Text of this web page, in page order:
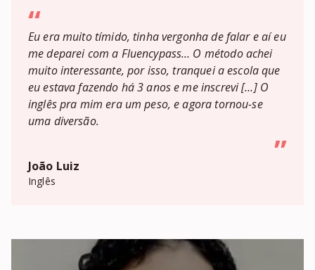
“
Eu era muito tímido, tinha vergonha de falar e aí eu
me deparei com a Fluencypass… O método achei
muito interessante, por isso, tranquei a escola que
eu estava fazendo há 3 anos e me inscrevi […] O
inglês pra mim era um peso, e agora tornou-se
uma diversão.
”
João Luiz
Inglês